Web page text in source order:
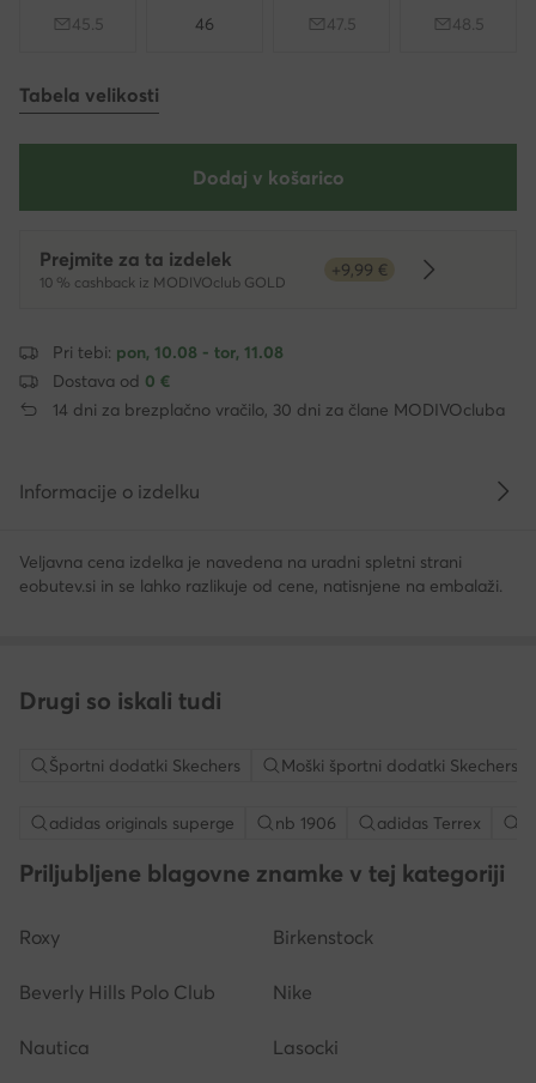
45.5 46 47.5 48.5
Tabela velikosti
Dodaj v košarico
Prejmite za ta izdelek
10 % cashback iz MODIVOclub GOLD
+9,99 €
Dowiedz
Pri tebi: pon, 10.08 - tor, 11.08
Dostava od 0 €
14 dni za brezplačno vračilo, 30 dni za člane MODIVOcluba
Informacije o izdelku
Veljavna cena izdelka je navedena na uradni spletni strani
eobutev.si in se lahko razlikuje od cene, natisnjene na embalaži.
Drugi so iskali tudi
Športni dodatki Skechers Moški športni dodatki Skechers
adidas originals superge nb 1906 adidas Terrex
Priljubljene blagovne znamke v tej kategoriji
Roxy Birkenstock
Beverly Hills Polo Club Nike
Nautica Lasocki